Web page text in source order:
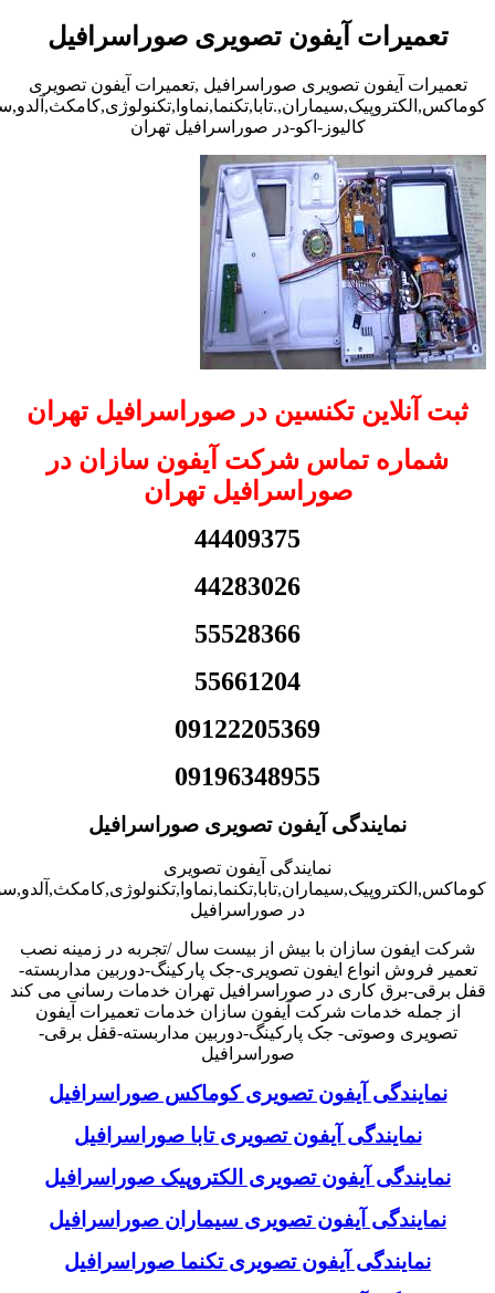
تعمیرات آیفون تصویری صوراسرافیل
تعمیرات آیفون تصویری صوراسرافیل ,تعمیرات آیفون تصویری
کالیوز-اکو-در صوراسرافیل تهران
ثبت آنلاین تکنسین در صوراسرافیل تهران
شماره تماس شرکت آیفون سازان در
صوراسرافیل تهران
44409375
44283026
55528366
55661204
09122205369
09196348955
نمایندگی آیفون تصویری صوراسرافیل
نمایندگی آیفون تصویری
در صوراسرافیل
شرکت ایفون سازان با بیش از بیست سال /تجربه در زمینه نصب
تعمیر فروش انواع ایفون تصویری-جک پارکینگ-دوربین مداربسته-
قفل برقی-برق کاری در صوراسرافیل تهران خدمات رسانی می کند
از جمله خدمات شرکت آیفون سازان خدمات تعمیرات آیفون
تصویری وصوتی- جک پارکینگ-دوربین مداربسته-قفل برقی-
صوراسرافیل
نمایندگی آیفون تصویری کوماکس صوراسرافیل
نمایندگی آیفون تصویری تابا صوراسرافیل
نمایندگی آیفون تصویری الکتروپیک صوراسرافیل
نمایندگی آیفون تصویری سیماران صوراسرافیل
نمایندگی آیفون تصویری تکنما صوراسرافیل